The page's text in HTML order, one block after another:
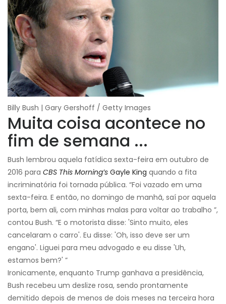
Billy Bush | Gary Gershoff / Getty Images
Muita coisa acontece no
fim de semana ...
Bush lembrou aquela fatídica sexta-feira em outubro de
2016 para CBS This Morning’s Gayle King quando a fita
incriminatória foi tornada pública. “Foi vazado em uma
sexta-feira. E então, no domingo de manhã, saí por aquela
porta, bem ali, com minhas malas para voltar ao trabalho ”,
contou Bush. “E o motorista disse: 'Sinto muito, eles
cancelaram o carro'. Eu disse: 'Oh, isso deve ser um
engano'. Liguei para meu advogado e eu disse 'Uh,
estamos bem?' ”
Ironicamente, enquanto Trump ganhava a presidência,
Bush recebeu um deslize rosa, sendo prontamente
demitido depois de menos de dois meses na terceira hora